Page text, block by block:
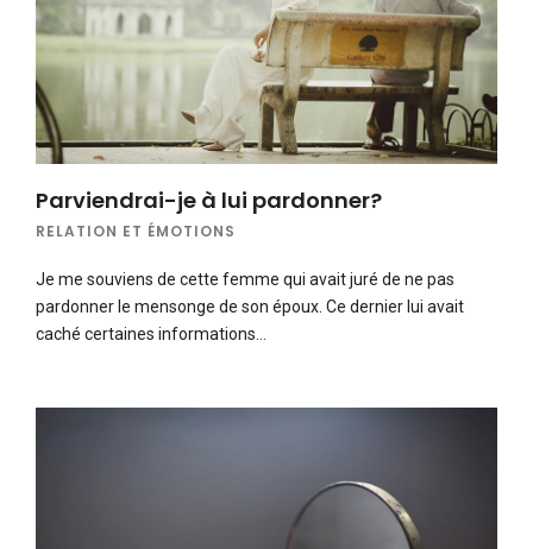
Parviendrai-je à lui pardonner?
RELATION ET ÉMOTIONS
Je me souviens de cette femme qui avait juré de ne pas
pardonner le mensonge de son époux. Ce dernier lui avait
caché certaines informations…